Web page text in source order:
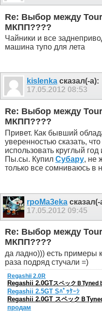
Re: Выбор между
МКПП????
Чайники и все
машина тупо для лета
kislenka сказал(-а):
17.05.2012 08:53
Re: Выбор между
МКПП????
Привет. Как бывший
уверенностью сказать,
использовать круглый год
Пы.сы. Купил Субару, не
только все сомниваюсь в
rpoMa3eka сказал(-
17.05.2012 09:45
Re: Выбор между
МКПП????
да ладно))) есть примеры
раза подряд стучали =)
Regashii 2.0R
Regashii 2.0GTスペックＢTyned
Regashii 2.5GT Sﾊﾟｯｹｰｼ
Regashii 2.0GT スペックＢ
продам